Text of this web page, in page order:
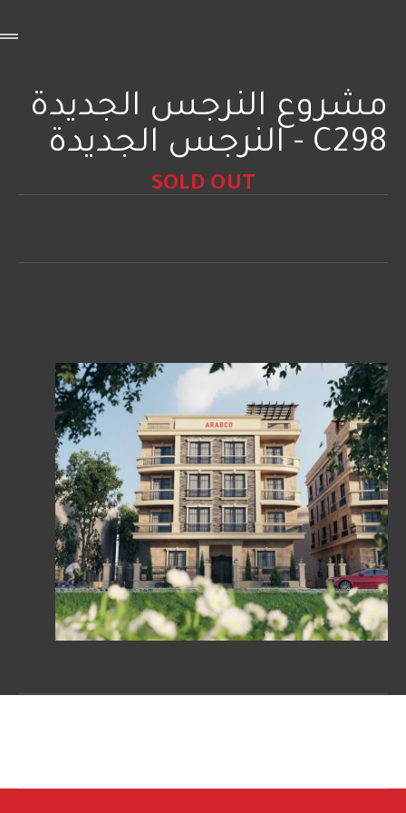
مشروع النرجس الجديدة
C298 - النرجس الجديدة
SOLD OUT